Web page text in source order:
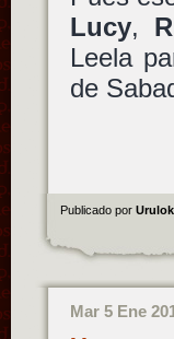
Lucy,
Leela
de
Publicado por
Mar 5 Ene